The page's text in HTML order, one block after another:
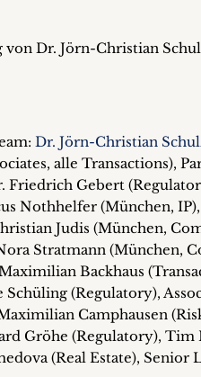
Dr. Jörn-Christian
Dr. Jörn-Christian
alle Transactions),
Friedrich Gebert
Nothhelfer (München,
Judis (München,
Stratmann (München,
Backhaus
(Regulatory),
Camphausen
Gröhe (Regulatory),
(Real Estate), Senior